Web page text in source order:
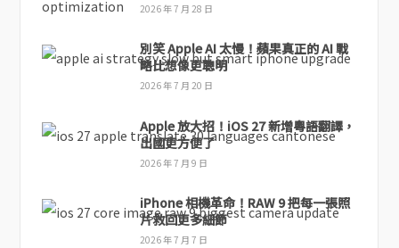
2026 年 7 月 28 日
別笑 Apple AI 太慢！蘋果真正的 AI 戰
略比想像更聰明
2026 年 7 月 20 日
Apple 放大招！iOS 27 新增粵語翻譯，
出國更方便了
2026 年 7 月 9 日
iPhone 相機革命！RAW 9 把每一張照
片救回更多細節
2026 年 7 月 7 日